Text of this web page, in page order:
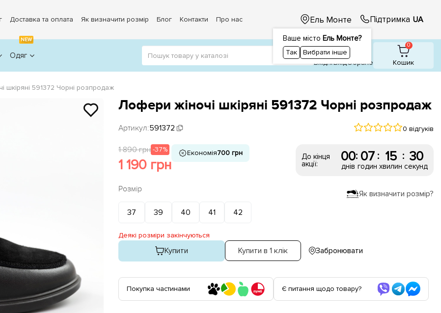
Доставка та оплата Як визначити розмір Блог Контакти Про нас Ель Монте
Ваше місто Ель Монте?
Так Вибрати інше
Підтримка UA
NEW
Одяг
1
ВхідніВхiдОбране
0
Кошик
шкіряні 591372 Чорні розпродаж
Лофери жіночі шкіряні 591372 Чорні розпродаж
Артикул:591372 0 відгуків
1 890 грн -37%
1 190 грн
Економія700 грн
До кінця
акції:
00
днів
: 07
годин
: 15
хвилин
: 30
секунд
Як визначити розмір?
Розмір
37 39 40 41 42
Деякі розміри закінчуються
Купити Купити в 1 клік Забронювати
Покупка частинами Є питання щодо товару?